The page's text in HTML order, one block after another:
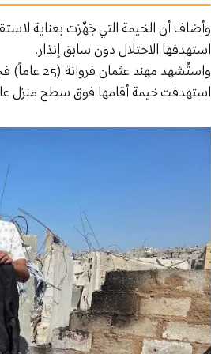
وأضاف أن الخيمة التي جَهِّزت بعناية
استهدفها الاحتلال دون سابق إنذار.
واستُشهد
استهدفت خيمة أقامها فوق سطح منزل